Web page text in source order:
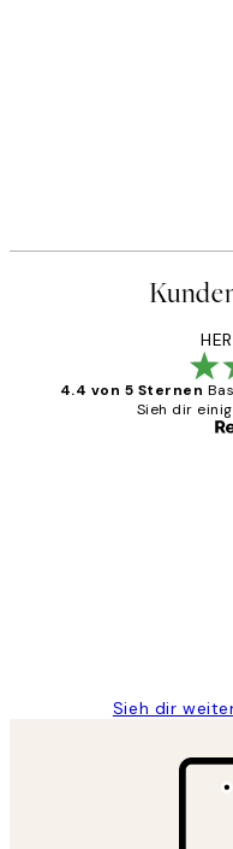
4.4 von 5 Sternen
Sieh dir
Sieh dir